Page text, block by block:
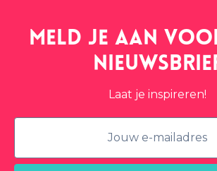
Meld je aan
Laat je inspireren!